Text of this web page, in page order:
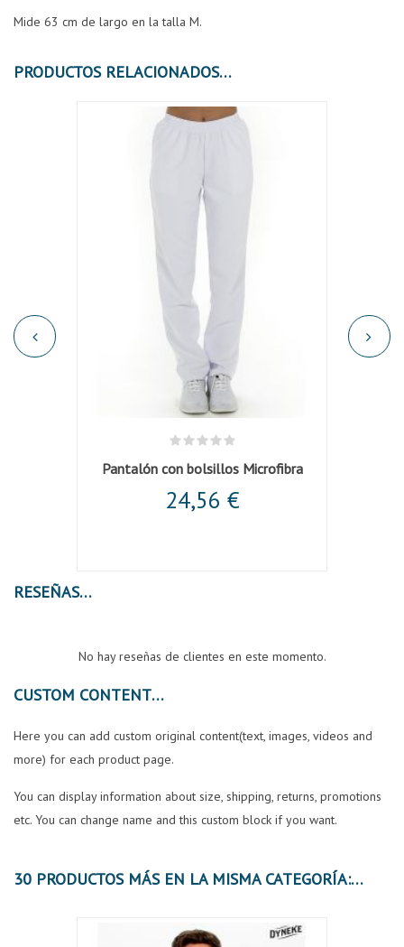
Mide 63 cm de largo en la talla M.
PRODUCTOS RELACIONADOS
Pantalón con bolsillos Microfibra
24,56 €
RESEÑAS
No hay reseñas de clientes en este momento.
CUSTOM CONTENT
Here you can add custom original content(text, images, videos and
more) for each product page.
You can display information about size, shipping, returns, promotions
etc. You can change name and this custom block if you want.
30 PRODUCTOS MÁS EN LA MISMA CATEGORÍA: